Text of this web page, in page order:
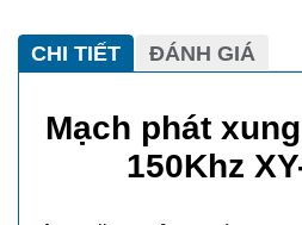
CHI TIẾT ĐÁNH GIÁ
Mạch phát
150Khz